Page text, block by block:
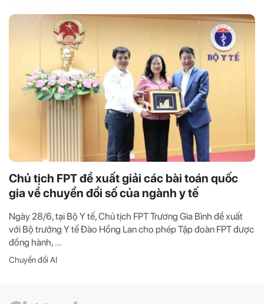
Chủ tịch FPT đề xuất giải các bài toán quốc
gia về chuyển đổi số của ngành y tế
Ngày 28/6, tại Bộ Y tế, Chủ tịch FPT Trương Gia Bình đề xuất
với Bộ trưởng Y tế Đào Hồng Lan cho phép Tập đoàn FPT được
đồng hành, ...
Chuyển đổi AI